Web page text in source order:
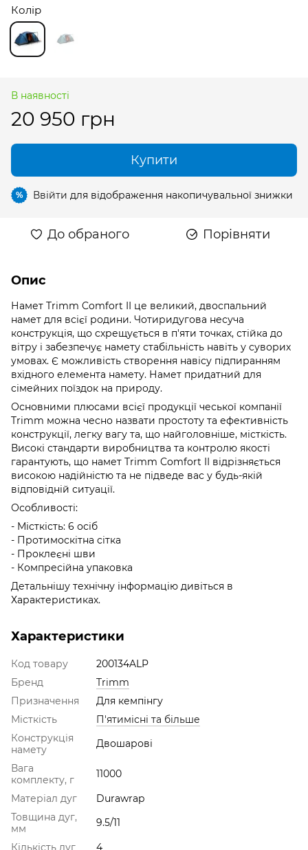
Колір
В наявності
20 950 грн
Купити
% Ввійти для відображення накопичувальної знижки
До обраного Порівняти
Опис
Намет Trimm Comfort II це великий, двоспальний
намет для всієї родини. Чотиридугова несуча
конструкція, що схрещується в п'яти точках, стійка до
вітру і забезпечує намету стабільність навіть у суворих
умовах. Є можливість створення навісу підпиранням
вхідного елемента намету. Намет придатний для
сімейних поїздок на природу.
Основними плюсами всієї продукції чеської компанії
Trimm можна чесно назвати простоту та ефективність
конструкції, легку вагу та, що найголовніше, місткість.
Високі стандарти виробництва та контролю якості
гарантують, що намет Trimm Comfort II відрізняється
високою надійністю та не підведе вас у будь-якій
відповідній ситуації.
Особливості:
- Місткість: 6 осіб
- Протимоскітна сітка
- Проклеєні шви
- Компресійна упаковка
Детальнішу технічну інформацію дивіться в
Характеристиках.
Характеристики
Код товару
200134ALP
Бренд
Trimm
Призначення
Для кемпінгу
Місткість
П'ятимісні та більше
Конструкція
намету
Двошарові
Вага
комплекту, г
11000
Матеріал дуг
Durawrap
Товщина дуг,
мм
9.5/11
Кількість дуг
4